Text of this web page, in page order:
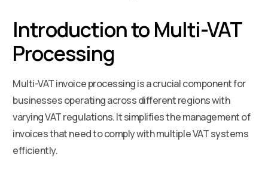
Introduction to Multi-VAT
Processing
Multi-VAT invoice processing is a crucial component for
businesses operating across different regions with
varying VAT regulations. It simplifies the management of
invoices that need to comply with multiple VAT systems
efficiently.